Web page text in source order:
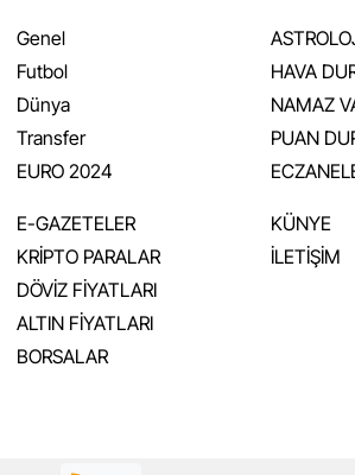
Genel
Futbol
Dünya
Transfer
EURO 2024
HAVA
NAMAZ
PUAN
E-GAZETELER
KRİPTO PARALAR
DÖVİZ FİYATLARI
ALTIN FİYATLARI
BORSALAR
KÜNYE
İLETİŞİM